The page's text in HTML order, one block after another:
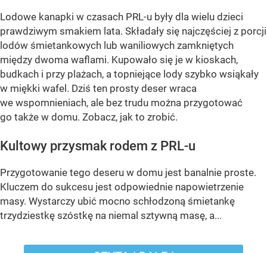
Lodowe kanapki w czasach PRL-u były dla wielu dzieci
prawdziwym smakiem lata. Składały się najczęściej z porcji
lodów śmietankowych lub waniliowych zamkniętych
między dwoma waflami. Kupowało się je w kioskach,
budkach i przy plażach, a topniejące lody szybko wsiąkały
w miękki wafel. Dziś ten prosty deser wraca
we wspomnieniach, ale bez trudu można przygotować
go także w domu. Zobacz, jak to zrobić.
Kultowy przysmak rodem z PRL-u
Przygotowanie tego deseru w domu jest banalnie proste.
Kluczem do sukcesu jest odpowiednie napowietrzenie
masy. Wystarczy ubić mocno schłodzoną śmietankę
trzydziestkę szóstkę na niemal sztywną masę, a...